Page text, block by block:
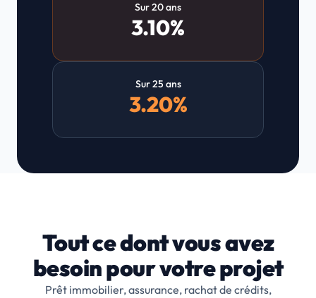
Sur 20 ans
3.10%
Sur 25 ans
3.20%
Tout ce dont vous avez
besoin pour votre projet
Prêt immobilier, assurance, rachat de crédits,